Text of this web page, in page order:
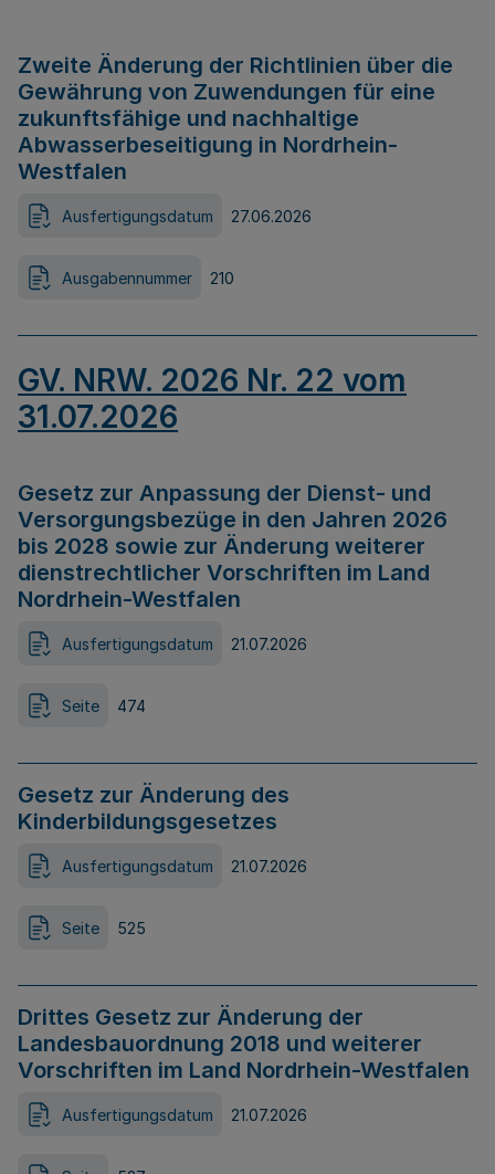
Zweite Änderung der Richtlinien über die
Gewährung von Zuwendungen für eine
zukunftsfähige und nachhaltige
Abwasserbeseitigung in Nordrhein-
Westfalen
Ausfertigungsdatum 27.06.2026
Ausgabennummer 210
GV. NRW. 2026 Nr. 22 vom
31.07.2026
Gesetz zur Anpassung der Dienst- und
Versorgungsbezüge in den Jahren 2026
bis 2028 sowie zur Änderung weiterer
dienstrechtlicher Vorschriften im Land
Nordrhein-Westfalen
Ausfertigungsdatum 21.07.2026
Seite 474
Gesetz zur Änderung des
Kinderbildungsgesetzes
Ausfertigungsdatum 21.07.2026
Seite 525
Drittes Gesetz zur Änderung der
Landesbauordnung 2018 und weiterer
Vorschriften im Land Nordrhein-Westfalen
Ausfertigungsdatum 21.07.2026